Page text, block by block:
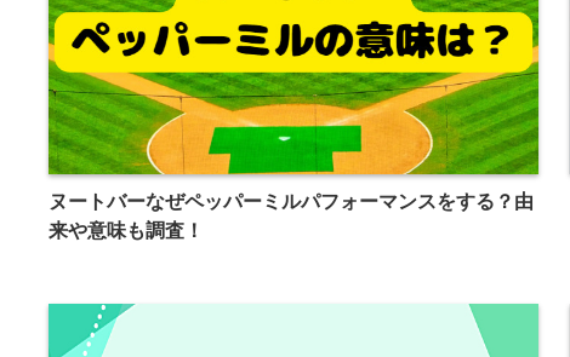
ヌートバーなぜペッパーミルパフォーマンスをする？由
来や意味も調査！